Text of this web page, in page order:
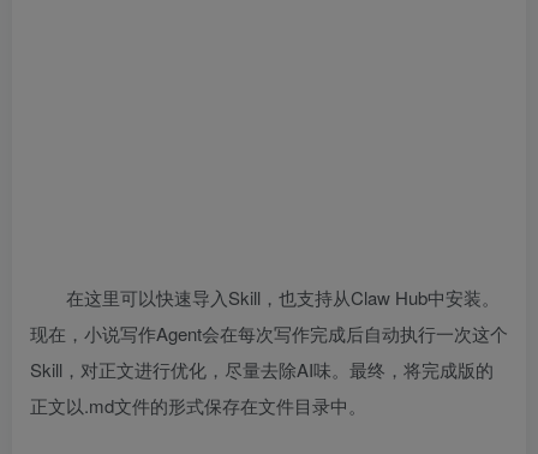
在这里可以快速导入Skill，也支持从Claw Hub中安装。
现在，小说写作Agent会在每次写作完成后自动执行一次这个
Skill，对正文进行优化，尽量去除AI味。最终，将完成版的
正文以.md文件的形式保存在文件目录中。